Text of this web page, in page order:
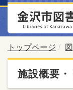
トップページ
施設概要・